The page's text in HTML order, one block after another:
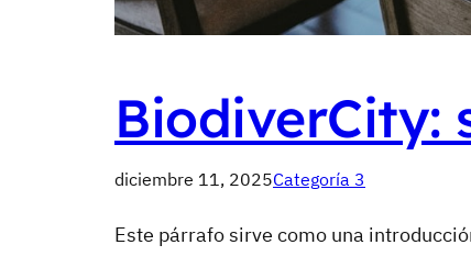
BiodiverCity:
diciembre 11, 2025Categoría 3
Este párrafo sirve como una